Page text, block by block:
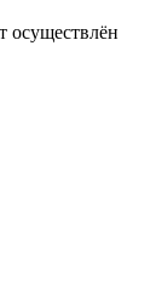
осуществлён